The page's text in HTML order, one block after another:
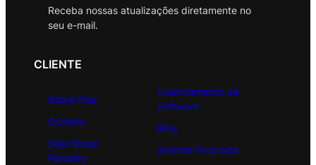
Receba nossas atualizações diretamente no
seu e-mail.
CLIENTE
Sobre Nós
Contato
Seja Nosso
Parceiro
Licenciamento de
Software
Blog
Solicitar Proposta